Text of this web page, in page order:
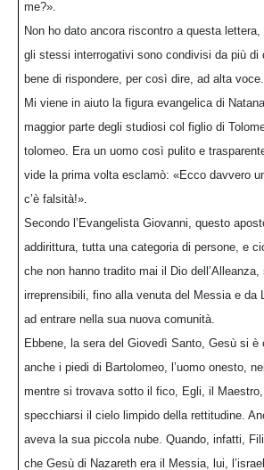
me?».
Non ho dato ancora riscontro a questa
gli stessi interrogativi sono condivisi da più di
bene di rispondere, per così dire, ad alta voce.
Mi viene in aiuto la figura evangelica di
maggior parte degli studiosi col figlio di
tolomeo. Era un uomo così pulito e
vide la prima volta esclamò: «Ecco davvero
c’è falsità!».
Secondo l’Evangelista Giovanni, questo
addirittura, tutta una categoria di persone, e
che non hanno tradito mai il Dio
irreprensibili, fino alla venuta del Messia e da
ad entrare nella sua nuova comunità.
Ebbene, la sera del Giovedì Santo, Gesù si è
anche i piedi di Bartolomeo, l’uomo onesto,
mentre si trovava sotto il fico, Egli, il
specchiarsi il cielo limpido della rettitudine.
aveva la sua piccola nube. Quando, infatti,
che Gesù di Nazareth era il Messia, lui,